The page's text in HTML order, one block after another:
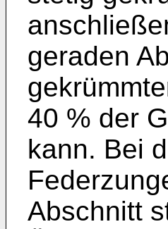
geraden
40 % der
kann. Bei
Abschnitt